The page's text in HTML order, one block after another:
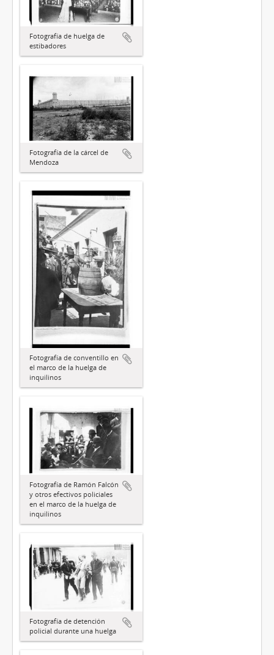
Fotografía de huelga de
estibadores
Fotografía de la cárcel de
Mendoza
Fotografía de conventillo en
el marco de la huelga de
inquilinos
Fotografía de Ramón Falcón
y otros efectivos policiales
en el marco de la huelga de
inquilinos
Fotografía de detención
policial durante una huelga